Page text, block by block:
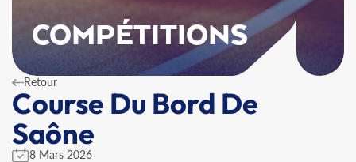
COMPÉTITIONS
Retour
Course Du Bord De
Saône
8 Mars 2026